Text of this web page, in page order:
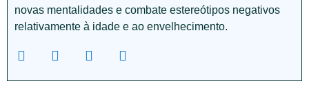
novas mentalidades e combate estereótipos negativos
relativamente à idade e ao envelhecimento.